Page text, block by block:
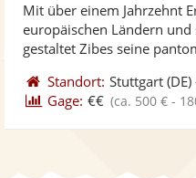
Mit über einem Jahrzehnt
europäischen Ländern
gestaltet Zibes seine
Standort: Stuttgart (DE)
Gage: €€ (ca. 500 € -